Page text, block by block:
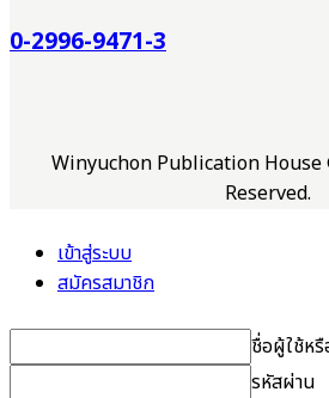
0-2996-9471-3
Winyuchon Publication House
Reserved.
เข้าสู่ระบบ
สมัครสมาชิก
ชื่อผู้ใช้ห
รหัสผ่าน